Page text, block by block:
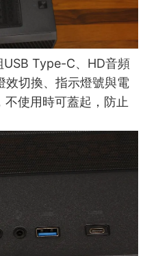
Type-C、HD音頻
效切換、指示燈號與電
使用時可蓋起，防止